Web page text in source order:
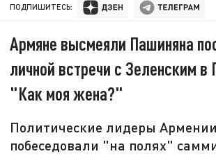
ПОДПИШИТЕСЬ:
Армяне высмеяли Пашиняна
личной встречи с Зеленским в
"Как моя жена?"
Политические лидеры
побеседовали "на полях"